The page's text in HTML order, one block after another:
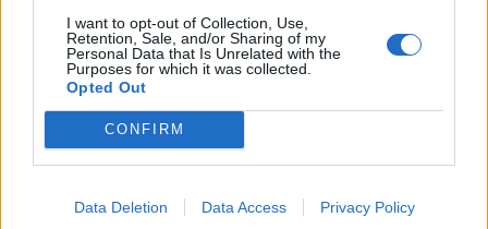
I want to opt-out of Collection, Use,
Retention, Sale, and/or Sharing of my
Personal Data that Is Unrelated with the
Purposes for which it was collected.
Opted Out
CONFIRM
Data Deletion Data Access Privacy Policy